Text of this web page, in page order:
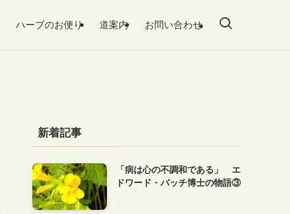
ハーブのお便り 道案内 お問い合わせ
新着記事
「病は心の不調和である」 エ
ドワード・バッチ博士の物語③